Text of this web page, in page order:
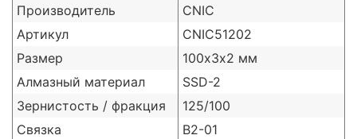
Производитель
CNIC
Артикул
CNIC51202
Размер
100х3х2 мм
Алмазный материал
SSD-2
Зернистость / фракция
125/100
Связка
В2-01